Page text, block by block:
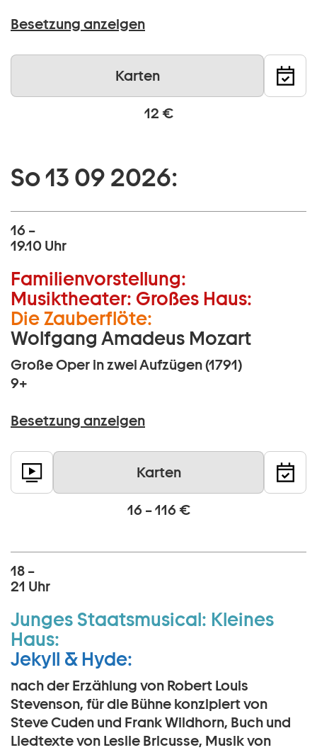
Besetzung anzeigen
Karten
12 €
So 13 09 2026:
16 –
19.10 Uhr
Familienvorstellung:
Musiktheater: Großes Haus:
Die Zauberflöte:
Wolfgang Amadeus Mozart
Große Oper in zwei Aufzügen (1791)
9+
Besetzung anzeigen
Karten
16 – 116 €
18 –
21 Uhr
Junges Staatsmusical: Kleines
Haus:
Jekyll & Hyde:
nach der Erzählung von Robert Louis
Stevenson, für die Bühne konzipiert von
Steve Cuden und Frank Wildhorn, Buch und
Liedtexte von Leslie Bricusse, Musik von